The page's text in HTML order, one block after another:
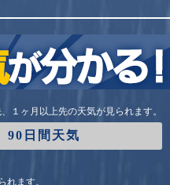
１ヶ月以上先の天気が見られます。
90日間天気
れます。